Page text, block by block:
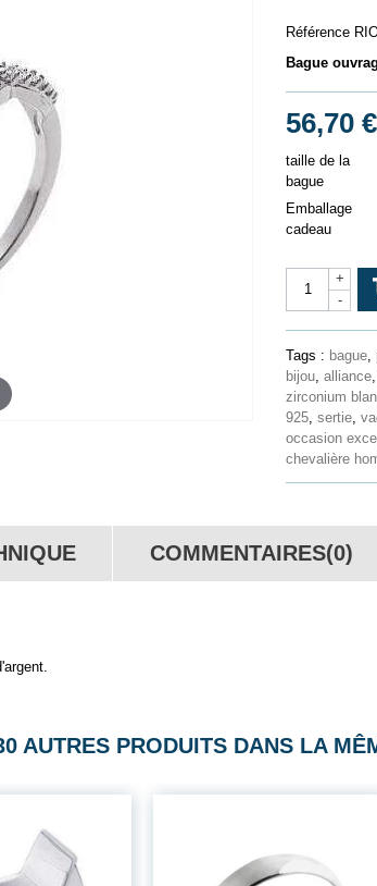
Référence
Bague
56,70 €
taille de la
bague
Emballage
cadeau
-
+
Tags : bague,
bijou, alliance,
zirconium
925, sertie,
occasion
chevalière
COMMENTAIRES(0)
AUTRES PRODUITS DANS LA